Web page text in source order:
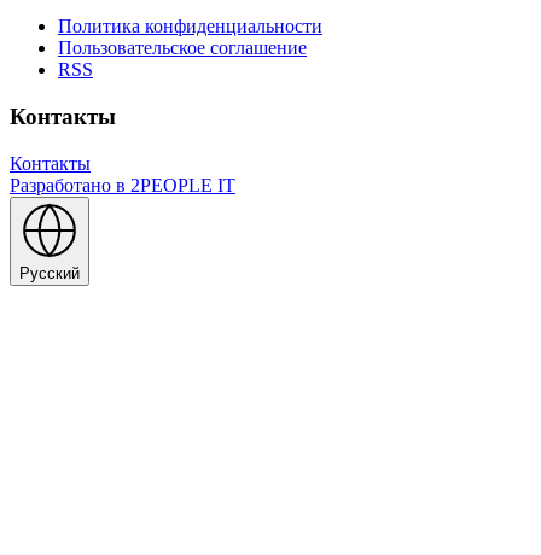
Политика конфиденциальности
Пользовательское соглашение
RSS
Контакты
Контакты
Разработано в 2PEOPLE IT
Русский